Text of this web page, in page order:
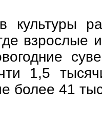
взрослые
1,5
более 41